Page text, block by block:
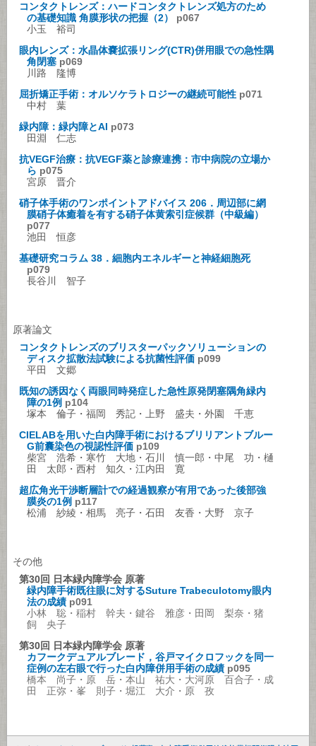
コンタクトレンズ：ハードコンタクトレンズ処方のため
の基礎知識 角膜形状の把握（2）
p067
小玉 裕司
眼内レンズ：水晶体嚢拡張リング(CTR)併用眼での急性隅
角閉塞 p069
川路 隆博
屈折矯正手術：オルソケラトロジーの継続可能性 p071
中村 葉
緑内障：緑内障とAI p073
田淵 仁志
抗VEGF治療：抗VEGF薬と診療連携：市中病院の立場か
ら p075
宮原 晋介
硝子体手術のワンポイントアドバイス 206．周辺部に網
膜硝子体癒着を有する硝子体黄索引症候群（中級編）
p077
池田 恒彦
基礎研究コラム 38．細胞内エネルギーと神経細胞死
p079
長谷川 智子
原著論文
コンタクトレンズのブリスターパックソリューションの
ディスク拡散法試験による抗菌性評価 p099
平田 文郷
既知の誘因なく両眼同時発症した急性原発閉塞隅角緑内
障の1例 p104
塚本 倫子・福岡 秀記・上野 盛夫・外園 千恵
CIELABを用いた白内障手術におけるブリリアントブルー
G前囊染色の視認性評価 p109
柴宮 浩希・寒竹 大地・石川 慎一郎・中尾 功・樋
田 太郎・西村 知久・江内田 寛
超広角光干渉断層計での経過観察が有用であった後部強
膜炎の1例 p117
松浦 紗綾・相馬 亮子・石田 友香・大野 京子
その他
第30回 日本緑内障学会 原著
緑内障手術既往眼に対するSuture Trabeculotomy眼内
法の成績 p091
小林 聡・稲村 幹夫・鍵谷 雅彦・田岡 梨奈・猪
飼 央子
第30回 日本緑内障学会 原著
カフークデュアルブレード，谷戸マイクロフックを同一
症例の左右眼で行った白内障併用手術の成績 p095
橋本 尚子・原 岳・本山 祐大・大河原 百合子・成
田 正弥・峯 則子・堀江 大介・原 孜